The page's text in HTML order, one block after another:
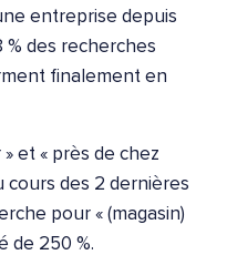
entreprise depuis
des recherches
finalement en
et « près de chez
cours des 2 dernières
pour « (magasin)
de 250 %.